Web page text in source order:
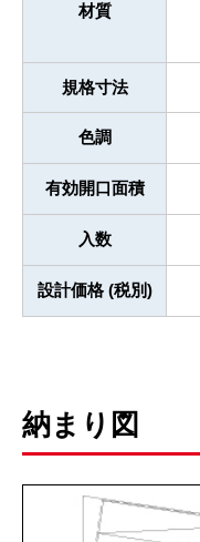
材質
規格寸法
色調
有効開口面積
入数
設計価格 (税別)
納まり図